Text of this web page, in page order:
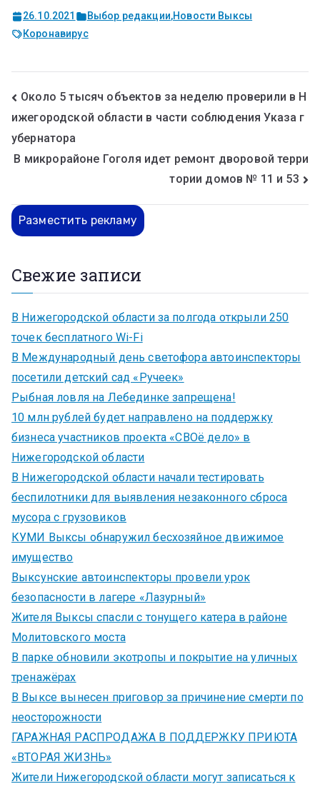
26.10.2021 Выбор редакции,Новости Выксы
Коронавирус
Около 5 тысяч объектов за неделю проверили в Н
ижегородской области в части соблюдения Указа г
убернатора
В микрорайоне Гоголя идет ремонт дворовой терри
тории домов № 11 и 53
Разместить рекламу
Свежие записи
В Нижегородской области за полгода открыли 250
точек бесплатного Wi-Fi
В Международный день светофора автоинспекторы
посетили детский сад «Ручеек»
Рыбная ловля на Лебединке запрещена!
10 млн рублей будет направлено на поддержку
бизнеса участников проекта «СВОё дело» в
Нижегородской области
В Нижегородской области начали тестировать
беспилотники для выявления незаконного сброса
мусора с грузовиков
КУМИ Выксы обнаружил бесхозяйное движимое
имущество
Выксунские автоинспекторы провели урок
безопасности в лагере «Лазурный»
Жителя Выксы спасли с тонущего катера в районе
Молитовского моста
В парке обновили экотропы и покрытие на уличных
тренажёрах
В Выксе вынесен приговор за причинение смерти по
неосторожности
ГАРАЖНАЯ РАСПРОДАЖА В ПОДДЕРЖКУ ПРИЮТА
«ВТОРАЯ ЖИЗНЬ»
Жители Нижегородской области могут записаться к